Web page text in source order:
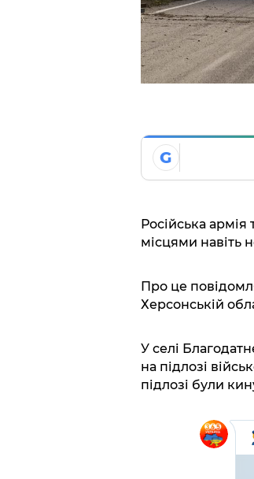
G
Російська
місцями навіть
Про це
Херсонській
У селі
на підлозі
підлозі були